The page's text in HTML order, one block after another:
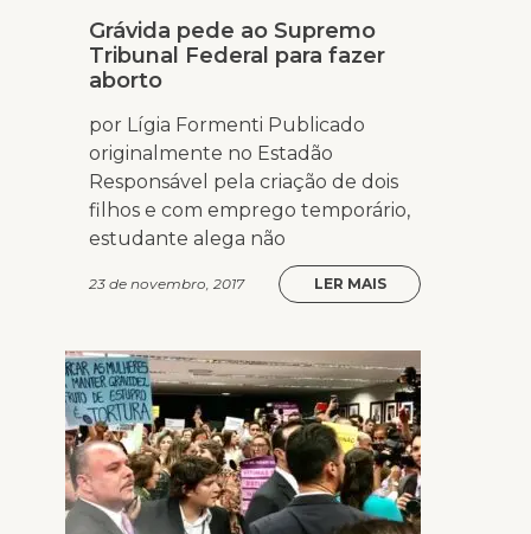
Grávida pede ao Supremo
Tribunal Federal para fazer
aborto
por Lígia Formenti Publicado
originalmente no Estadão
Responsável pela criação de dois
filhos e com emprego temporário,
estudante alega não
23 de novembro, 2017 LER MAIS